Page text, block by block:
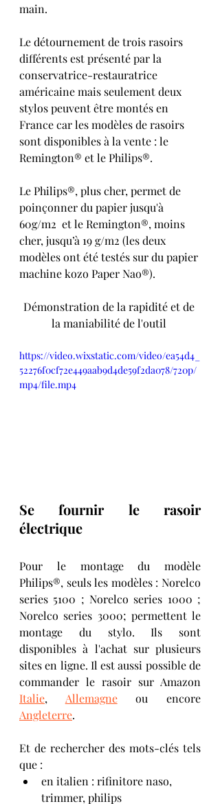
main.
Le détournement de trois rasoirs
différents est présenté par la
conservatrice-restauratrice
américaine mais seulement deux
stylos peuvent être montés en
France car les modèles de rasoirs
sont disponibles à la vente : le
Remington® et le Philips®.
Le Philips®, plus cher, permet de
poinçonner du papier jusqu'à
60g/m2  et le Remington®, moins
cher, jusqu’à 19 g/m2 (les deux
modèles ont été testés sur du papier
machine kozo Paper Nao®).
Démonstration de la rapidité et de
la maniabilité de l'outil
https://video.wixstatic.com/video/ea54d4_
52276f0cf72e449aab9d4de59f2da078/720p/
mp4/file.mp4
Se fournir le rasoir
électrique
Pour le montage du modèle
Philips®, seuls les modèles : Norelco
series 5100 ; Norelco series 1000 ;
Norelco series 3000; permettent le
montage du stylo. Ils sont
disponibles à l'achat sur plusieurs
sites en ligne. Il est aussi possible de
Italie, Allemagne
Angleterre.
Et de rechercher des mots-clés tels
que :
en italien : rifinitore naso,
trimmer, philips